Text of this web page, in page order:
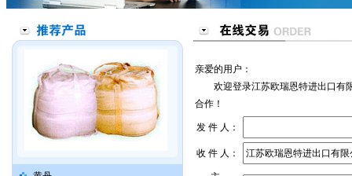
亲爱的用户：
欢迎登录江苏欧瑞恩特进出口有限
合作！
发 件 人：
收 件 人：